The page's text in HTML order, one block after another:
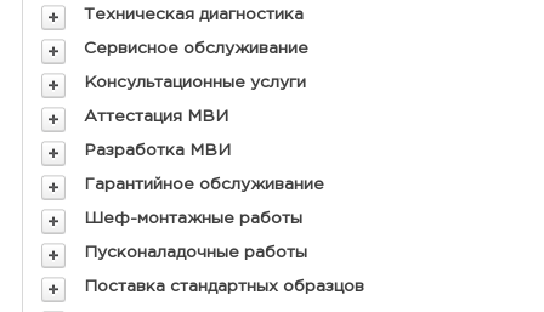
Техническая диагностика
Сервисное обслуживание
Консультационные услуги
Аттестация МВИ
Разработка МВИ
Гарантийное обслуживание
Шеф-монтажные работы
Пусконаладочные работы
Поставка стандартных образцов